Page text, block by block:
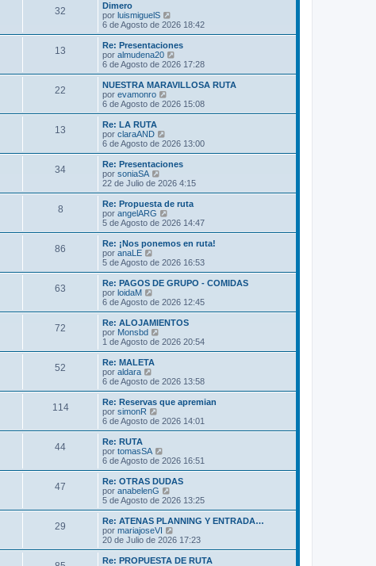
a
j
e
m
e
j
e
l
t
m
o
m
e
s
a
j
e
32
Dimero
por luismiguelS
e
r
ú
l
t
m
o
m
e
j
e
6 de Agosto de 2026 18:42
13
Re: Presentaciones
por almudena20
e
r
ú
t
m
e
s
j
e
6 de Agosto de 2026 17:28
22
NUESTRA MARAVILLOSA RUTA
por evamonro
e
r
t
o
m
e
s
j
e
6 de Agosto de 2026 15:08
13
Re: LA RUTA
por claraAND
e
r
ú
t
m
o
m
e
s
j
e
6 de Agosto de 2026 13:00
34
Re: Presentaciones
por soniaSA
e
r
ú
l
t
o
m
e
s
j
e
22 de Julio de 2026 4:15
8
Re: Propuesta de ruta
por angelARG
e
r
ú
t
m
o
m
e
s
j
e
5 de Agosto de 2026 14:47
86
Re: ¡Nos ponemos en ruta!
por anaLE
e
r
ú
t
m
o
m
e
s
j
e
5 de Agosto de 2026 16:53
63
Re: PAGOS DE GRUPO - COMIDAS
por loidaM
e
r
ú
l
t
o
m
e
s
a
j
e
6 de Agosto de 2026 12:45
72
Re: ALOJAMIENTOS
por Monsbd
e
r
t
o
m
e
a
e
1 de Agosto de 2026 20:54
52
Re: MALETA
por aldara
e
r
ú
l
t
o
m
e
s
a
j
e
6 de Agosto de 2026 13:58
114
Re: Reservas que apremian
por simonR
e
r
l
t
m
o
m
e
s
a
j
e
6 de Agosto de 2026 14:01
44
Re: RUTA
por tomasSA
e
r
ú
l
t
m
o
m
e
6 de Agosto de 2026 16:51
47
Re: OTRAS DUDAS
por anabelenG
e
r
ú
l
t
m
5 de Agosto de 2026 13:25
29
Re: ATENAS PLANNING Y ENTRADA…
por mariajoseVI
e
r
ú
20 de Julio de 2026 17:23
Re: PROPUESTA DE RUTA